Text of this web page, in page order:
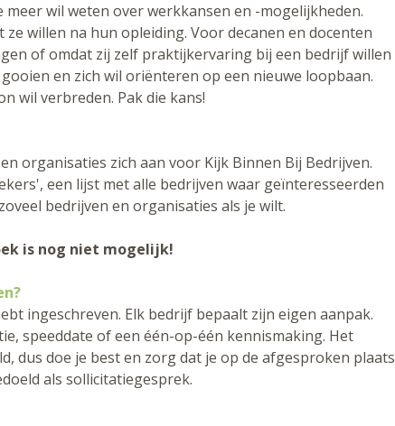
wil weten over werkkansen en -mogelijkheden.
willen na hun opleiding. Voor decanen en docenten
of omdat zij zelf praktijkervaring bij een bedrijf willen
en zich wil oriënteren op een nieuwe loopbaan.
wil verbreden. Pak die kans!
organisaties zich aan voor Kijk Binnen Bij Bedrijven.
een lijst met alle bedrijven waar geïnteresseerden
bedrijven en organisaties als je wilt.
is nog niet mogelijk!
ingeschreven. Elk bedrijf bepaalt zijn eigen aanpak.
speeddate of een één-op-één kennismaking. Het
dus doe je best en zorg dat je op de afgesproken plaats
als sollicitatiegesprek.